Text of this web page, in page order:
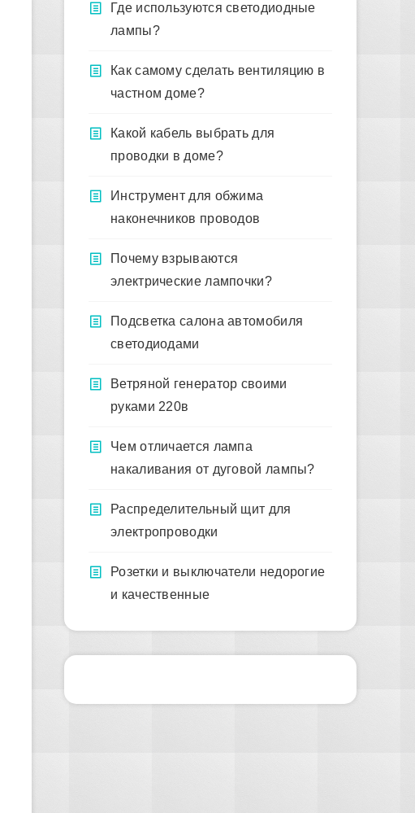
Где используются светодиодные
лампы?
Как самому сделать вентиляцию в
частном доме?
Какой кабель выбрать для
проводки в доме?
Инструмент для обжима
наконечников проводов
Почему взрываются
электрические лампочки?
Подсветка салона автомобиля
светодиодами
Ветряной генератор своими
руками 220в
Чем отличается лампа
накаливания от дуговой лампы?
Распределительный щит для
электропроводки
Розетки и выключатели недорогие
и качественные